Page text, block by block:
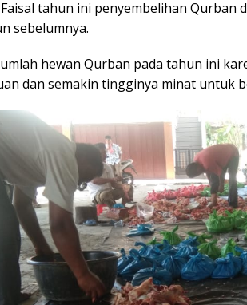
tahun ini penyembelihan Qurban
sebelumnya.
hewan Qurban pada tahun ini
dan semakin tingginya minat untuk